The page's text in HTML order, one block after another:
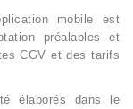
mobile est
préalables et
CGV et des tarifs
élaborés dans le